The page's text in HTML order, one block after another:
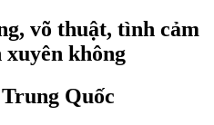
võ thuật, tình cảm
không
Trung Quốc